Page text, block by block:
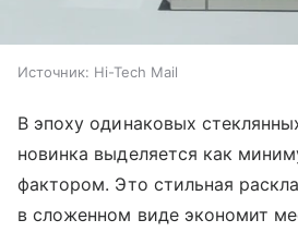
Источник: Hi-Tech Mail
В эпоху одинаковых
новинка выделяется как
фактором. Это стильная
в сложенном виде экономит